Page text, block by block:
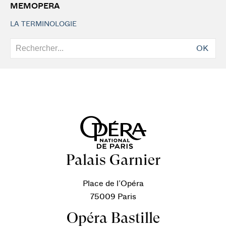
MEMOPERA
LA TERMINOLOGIE
OK
Palais Garnier
Place de l’Opéra
75009 Paris
Opéra Bastille